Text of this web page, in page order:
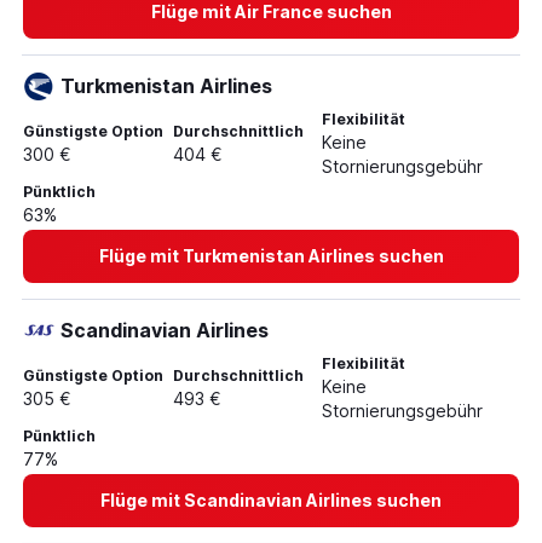
Flüge mit Air France suchen
Turkmenistan Airlines
Günstigste Option
300 €
Durchschnittlich
404 €
Flexibilität
Keine
Stornierungsgebühr
Pünktlich
63%
Flüge mit Turkmenistan Airlines suchen
Scandinavian Airlines
Günstigste Option
305 €
Durchschnittlich
493 €
Flexibilität
Keine
Stornierungsgebühr
Pünktlich
77%
Flüge mit Scandinavian Airlines suchen